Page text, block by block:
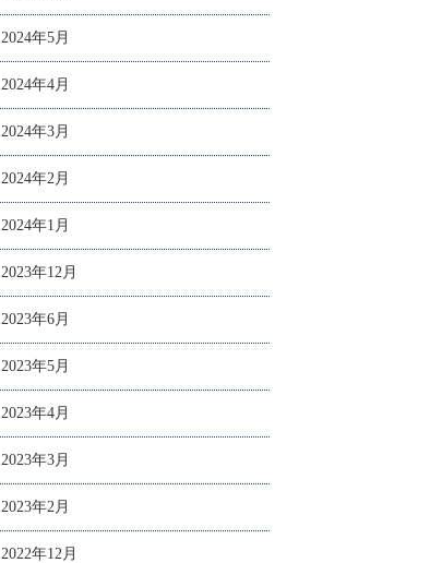
2024年5月
2024年4月
2024年3月
2024年2月
2024年1月
2023年12月
2023年6月
2023年5月
2023年4月
2023年3月
2023年2月
2022年12月